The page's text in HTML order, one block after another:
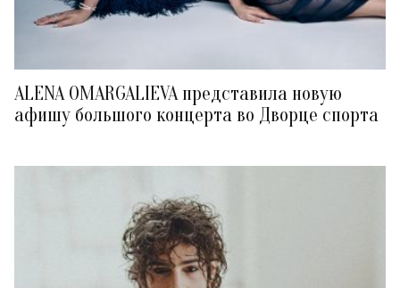
ALENA OMARGALIEVA представила новую
афишу большого концерта во Дворце спорта